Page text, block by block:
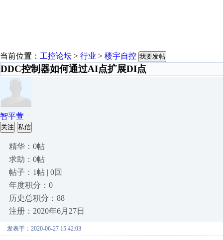
当前位置： 工控论坛 > 行业 > 楼宇自控 我要发帖
DDC控制器如何通过AI点扩展DI点
智平萱
关注 私信
精华：0帖
求助：0帖
帖子：1帖 | 0回
年度积分：0
历史总积分：88
注册：2020年6月27日
发表于：2020-06-27 15:42:03